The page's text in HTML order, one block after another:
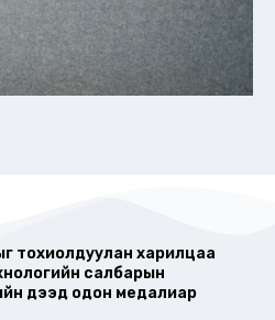
тохиолдуулан харилцаа
салбарын
дээд одон медалиар